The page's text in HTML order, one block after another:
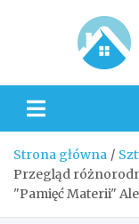
Strona główna
Przegląd
"Pamięć Materii"